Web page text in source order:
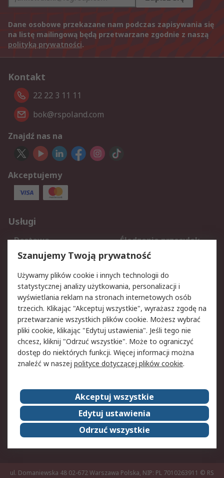
Dane osobowe przekazane nam podczas zapisywania się
na listę mailingową będą przetwarzane zgodnie z naszą
polityką prywatności.
Kontakt
22 22 3 11 11
bok@rspoland.com
Znajdź nas na
Akceptujemy
Usługi
Dostawa
Śledzenie przesyłek
Reklamacje i zwroty
Rejestracja
Aspekty prawne
Bezpieczeństwo e-
maila
Polityka dotycząca
plików cookie
Polityka prywatności
Użytkowanie witryny
Zastrzeżenia prawne
Warunki Sprzedaży
Kontakt
O firmie RS
RS na świecie
Kariera
Nagrody dla RS
ESG
ul. Domaniewska 48 02-672 Warszawa Polska, NIP: PL 7010263911 © RS
Szanujemy Twoją prywatność
Używamy plików cookie i innych technologii do
statystycznej analizy użytkowania, personalizacji i
wyświetlania reklam na stronach internetowych osób
trzecich. Klikając "Akceptuj wszystkie", wyrażasz zgodę na
przetwarzanie wszystkich plików cookie. Możesz wybrać
pliki cookie, klikając "Edytuj ustawienia". Jeśli tego nie
chcesz, kliknij "Odrzuć wszystkie". Może to ograniczyć
dostęp do niektórych funkcji. Więcej informacji można
znaleźć w naszej polityce dotyczącej plików cookie.
Akceptuj wszystkie
Edytuj ustawienia
Odrzuć wszystkie